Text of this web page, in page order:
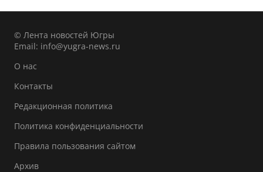
© Лента новостей Югры
Email: info@yugra-news.ru
О нас
Контакты
Редакционная политика
Политика конфиденциальности
Правила пользования сайтом
Архив